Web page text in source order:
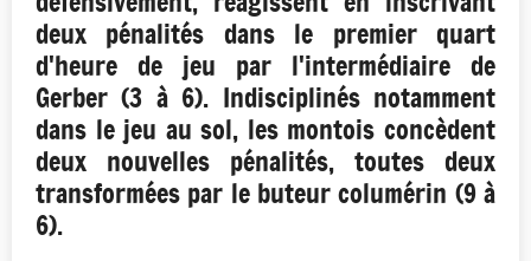
deux pénalités dans le premier quart
d'heure de jeu par l'intermédiaire de
Gerber (3 à 6). Indisciplinés notamment
dans le jeu au sol, les montois concèdent
deux nouvelles pénalités, toutes deux
transformées par le buteur columérin (9 à
6).